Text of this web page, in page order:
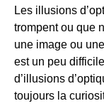
Les illusions
trompent ou que
une image ou
est un peu
d’illusions
toujours la